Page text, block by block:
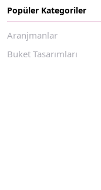
Popüler Kategoriler
Aranjmanlar
Buket Tasarımları